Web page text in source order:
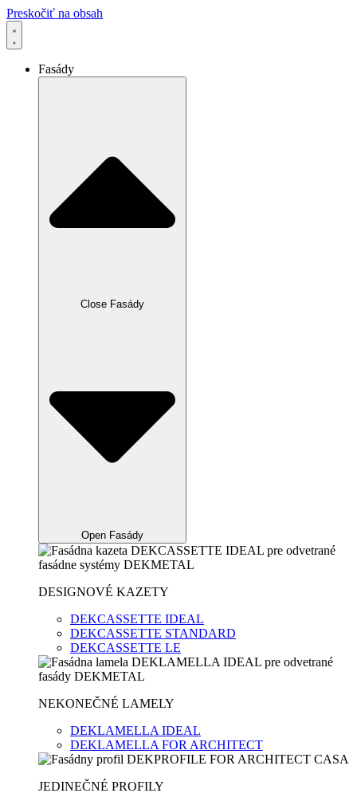
Preskočiť na obsah
Fasády
Close Fasády
Open Fasády
DESIGNOVÉ KAZETY
DEKCASSETTE IDEAL
DEKCASSETTE STANDARD
DEKCASSETTE LE
NEKONEČNÉ LAMELY
DEKLAMELLA IDEAL
DEKLAMELLA FOR ARCHITECT
JEDINEČNÉ PROFILY